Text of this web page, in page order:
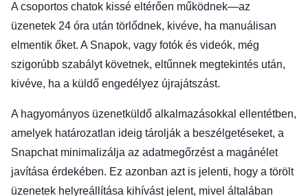
A csoportos chatok kissé eltérően működnek—az
üzenetek 24 óra után törlődnek, kivéve, ha manuálisan
elmentik őket. A Snapok, vagy fotók és videók, még
szigorúbb szabályt követnek, eltűnnek megtekintés után,
kivéve, ha a küldő engedélyez újrajátszást.
A hagyományos üzenetküldő alkalmazásokkal ellentétben,
amelyek határozatlan ideig tárolják a beszélgetéseket, a
Snapchat minimalizálja az adatmegőrzést a magánélet
javítása érdekében. Ez azonban azt is jelenti, hogy a törölt
üzenetek helyreállítása kihívást jelent, mivel általában